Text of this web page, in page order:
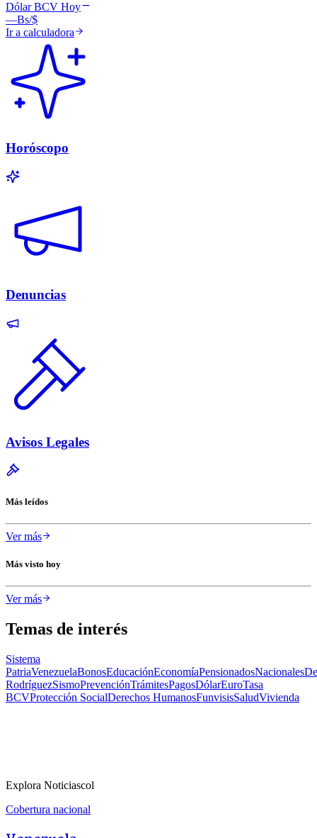
Dólar BCV Hoy
—Bs/$
Ir a calculadora
Horóscopo
Denuncias
Avisos Legales
Más leídos
Ver más
Más visto hoy
Ver más
Temas de interés
Sistema
PatriaVenezuelaBonosEducaciónEconomíaPensionadosNacionales
RodríguezSismoPrevenciónTrámitesPagosDólarEuroTasa
BCVProtección SocialDerechos HumanosFunvisisSaludVivienda
Explora Noticiascol
Cobertura nacional